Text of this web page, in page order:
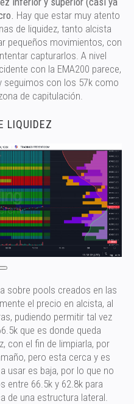
Hay que estar muy atento
de liquidez, tanto alcista
pequeños movimientos, con
capturarlos. A nivel
con la EMA200 parece,
seguimos con los 57k como
de capitulación.
LIQUIDEZ
sobre pools creados en las
el precio en alcista, al
pudiendo permitir tal vez
que es donde queda
con el fin de limpiarla, por
pero esta cerca y es
usar es baja, por lo que no
entre 66.5k y 62.8k para
de una estructura lateral.